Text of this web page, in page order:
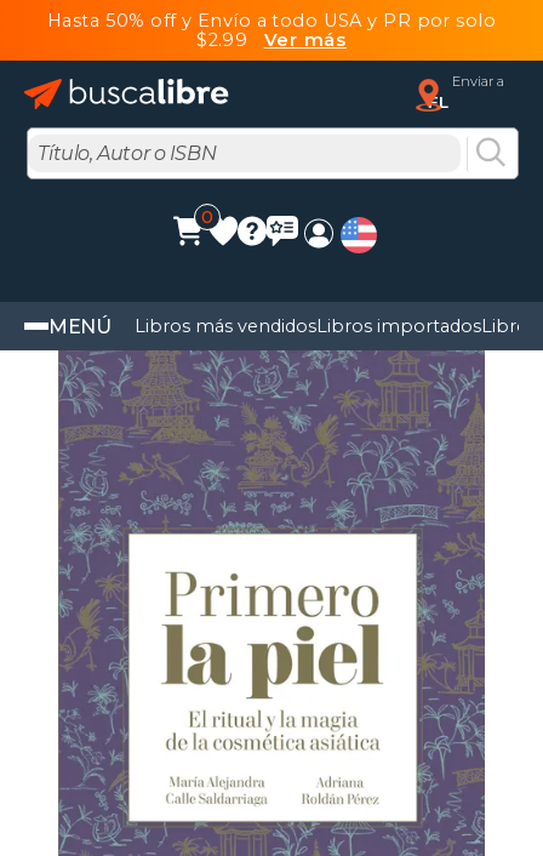
Hasta 50% off y Envío a todo USA y PR por solo
$2.99 Ver más
Enviar a
FL
0
MENÚ Libros más vendidosLibros importadosLibros